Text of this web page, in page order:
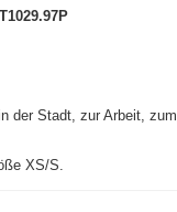
der Stadt, zur Arbeit, zum
XS/S.